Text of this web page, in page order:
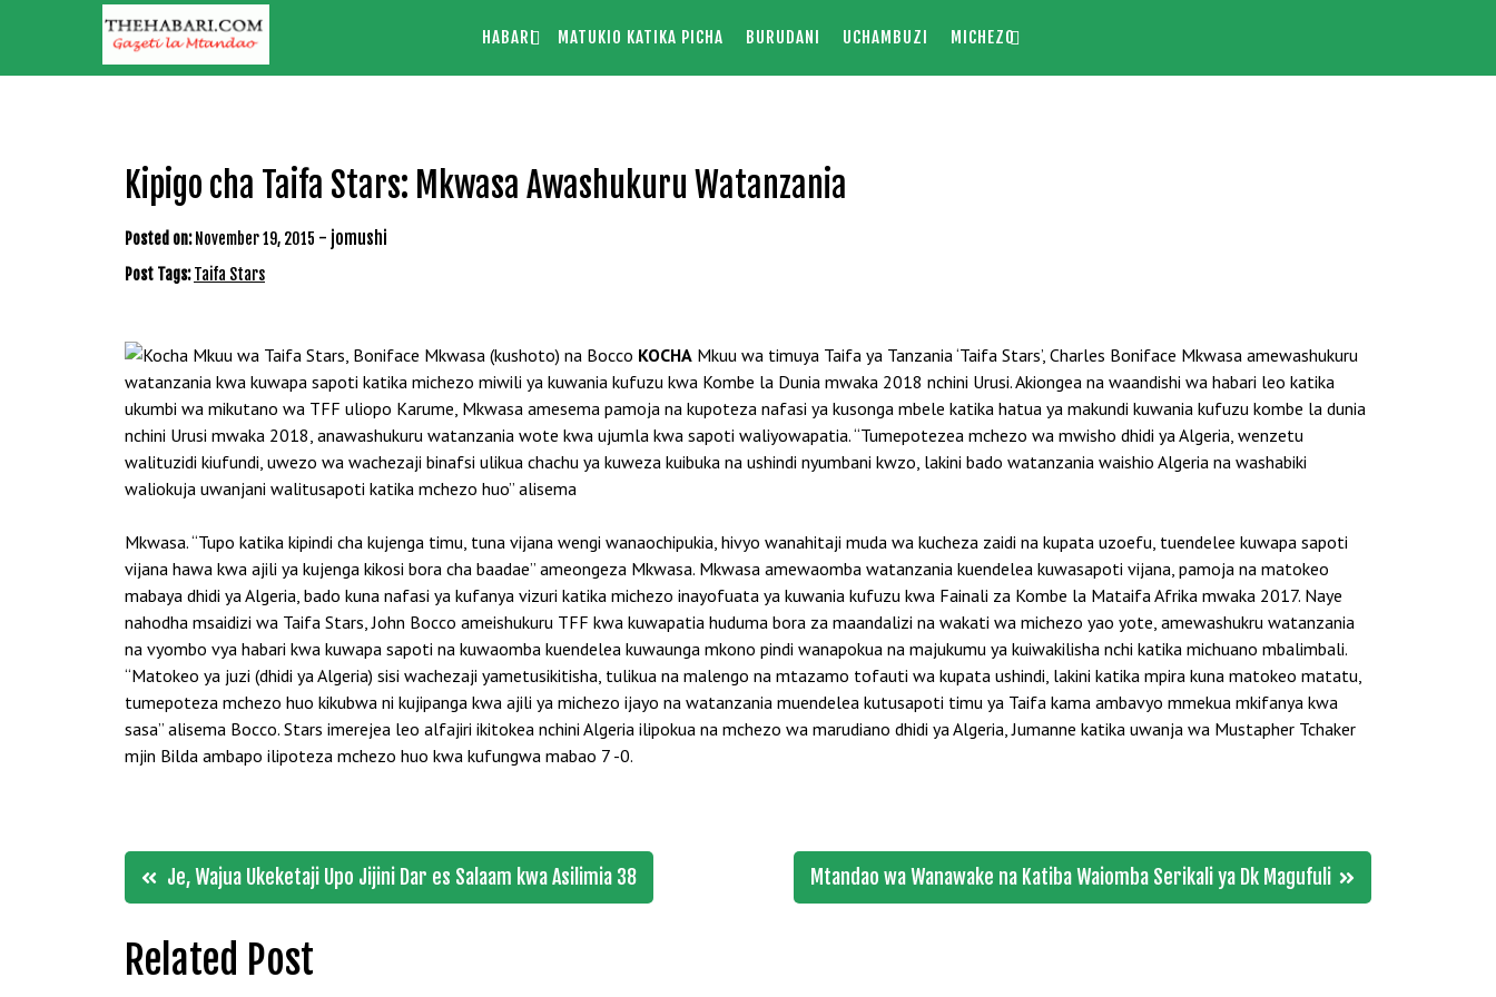
HABARI MATUKIO KATIKA PICHA BURUDANI UCHAMBUZI MICHEZO
Kipigo cha Taifa Stars: Mkwasa Awashukuru Watanzania
Posted on: November 19, 2015 - jomushi
Post Tags:Taifa Stars
KOCHA Mkuu wa timuya Taifa ya Tanzania ‘Taifa Stars’, Charles Boniface Mkwasa amewashukuru
watanzania kwa kuwapa sapoti katika michezo miwili ya kuwania kufuzu kwa Kombe la Dunia mwaka 2018 nchini Urusi. Akiongea na waandishi wa habari leo katika
ukumbi wa mikutano wa TFF uliopo Karume, Mkwasa amesema pamoja na kupoteza nafasi ya kusonga mbele katika hatua ya makundi kuwania kufuzu kombe la dunia
nchini Urusi mwaka 2018, anawashukuru watanzania wote kwa ujumla kwa sapoti waliyowapatia. “Tumepotezea mchezo wa mwisho dhidi ya Algeria, wenzetu
walituzidi kiufundi, uwezo wa wachezaji binafsi ulikua chachu ya kuweza kuibuka na ushindi nyumbani kwzo, lakini bado watanzania waishio Algeria na washabiki
waliokuja uwanjani walitusapoti katika mchezo huo” alisema
Mkwasa. “Tupo katika kipindi cha kujenga timu, tuna vijana wengi wanaochipukia, hivyo wanahitaji muda wa kucheza zaidi na kupata uzoefu, tuendelee kuwapa sapoti
vijana hawa kwa ajili ya kujenga kikosi bora cha baadae” ameongeza Mkwasa. Mkwasa amewaomba watanzania kuendelea kuwasapoti vijana, pamoja na matokeo
mabaya dhidi ya Algeria, bado kuna nafasi ya kufanya vizuri katika michezo inayofuata ya kuwania kufuzu kwa Fainali za Kombe la Mataifa Afrika mwaka 2017. Naye
nahodha msaidizi wa Taifa Stars, John Bocco ameishukuru TFF kwa kuwapatia huduma bora za maandalizi na wakati wa michezo yao yote, amewashukru watanzania
na vyombo vya habari kwa kuwapa sapoti na kuwaomba kuendelea kuwaunga mkono pindi wanapokua na majukumu ya kuiwakilisha nchi katika michuano mbalimbali.
“Matokeo ya juzi (dhidi ya Algeria) sisi wachezaji yametusikitisha, tulikua na malengo na mtazamo tofauti wa kupata ushindi, lakini katika mpira kuna matokeo matatu,
tumepoteza mchezo huo kikubwa ni kujipanga kwa ajili ya michezo ijayo na watanzania muendelea kutusapoti timu ya Taifa kama ambavyo mmekua mkifanya kwa
sasa” alisema Bocco. Stars imerejea leo alfajiri ikitokea nchini Algeria ilipokua na mchezo wa marudiano dhidi ya Algeria, Jumanne katika uwanja wa Mustapher Tchaker
mjin Bilda ambapo ilipoteza mchezo huo kwa kufungwa mabao 7 -0.
Post
navigation
Je, Wajua Ukeketaji Upo Jijini Dar es Salaam kwa Asilimia 38 Mtandao wa Wanawake na Katiba Waiomba Serikali ya Dk Magufuli
Related Post